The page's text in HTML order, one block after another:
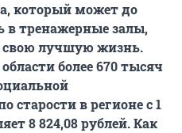
который может до
в тренажерные залы,
свою лучшую жизнь.
более 670 тысяч
старости в регионе с 1
8 824,08 рублей. Как